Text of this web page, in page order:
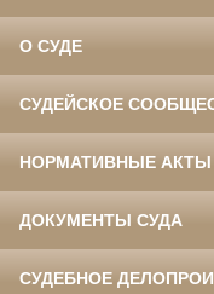
О СУДЕ
СУДЕЙСКОЕ
НОРМАТИВНЫЕ АКТЫ
ДОКУМЕНТЫ СУДА
СУДЕБНОЕ